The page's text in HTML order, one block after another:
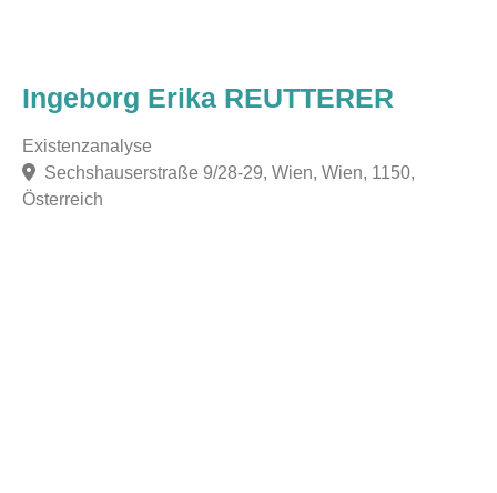
Ingeborg Erika REUTTERER
Existenzanalyse
Sechshauserstraße 9/28-29, Wien, Wien, 1150,
Österreich